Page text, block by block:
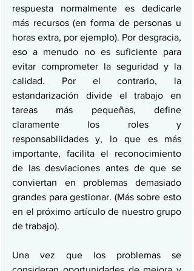
respuesta normalmente es dedicarle
más recursos (en forma de personas u
horas extra, por ejemplo). Por desgracia,
eso a menudo no es suficiente para
evitar comprometer la seguridad y la
calidad. Por el contrario, la
estandarización divide el trabajo en
tareas más pequeñas, define
claramente los roles y
responsabilidades y, lo que es más
importante, facilita el reconocimiento
de las desviaciones antes de que se
conviertan en problemas demasiado
grandes para gestionar. (Más sobre esto
en el próximo artículo de nuestro grupo
de trabajo).
Una vez que los problemas se